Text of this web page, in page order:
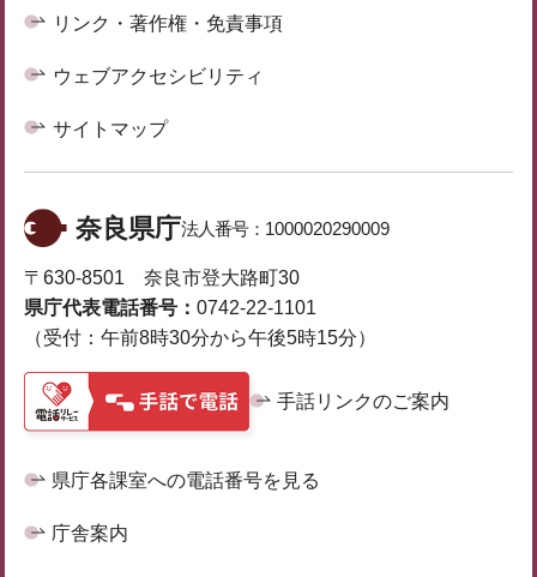
リンク・著作権・免責事項
ウェブアクセシビリティ
サイトマップ
奈良県庁法人番号： 1000020290009
〒630-8501 奈良市登大路町30
県庁代表電話番号： 0742-22-1101
（受付：午前8時30分から午後5時15分）
手話リンクのご案内
県庁各課室への電話番号を見る
庁舎案内